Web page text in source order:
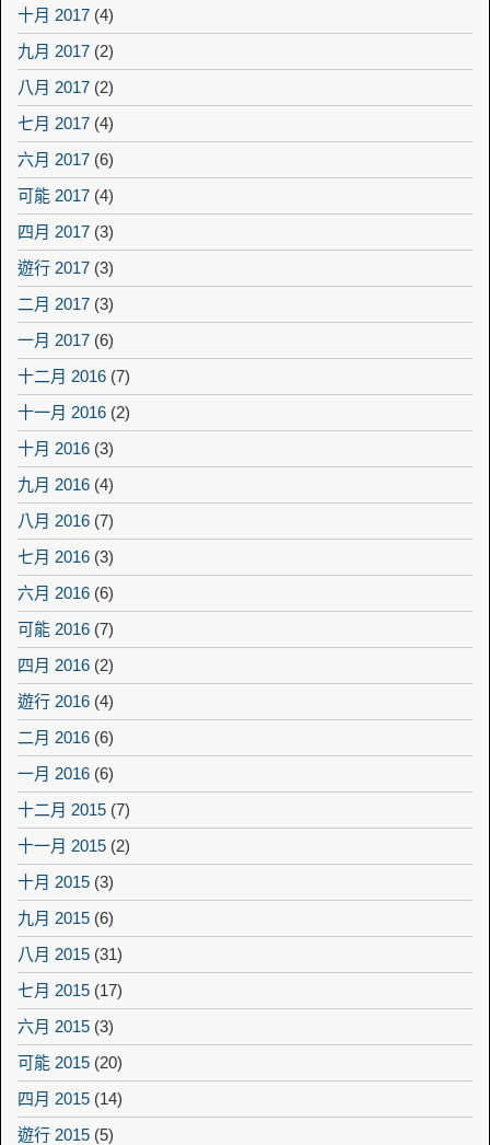
十月 2017 (4)
九月 2017 (2)
八月 2017 (2)
七月 2017 (4)
六月 2017 (6)
可能 2017 (4)
四月 2017 (3)
遊行 2017 (3)
二月 2017 (3)
一月 2017 (6)
十二月 2016 (7)
十一月 2016 (2)
十月 2016 (3)
九月 2016 (4)
八月 2016 (7)
七月 2016 (3)
六月 2016 (6)
可能 2016 (7)
四月 2016 (2)
遊行 2016 (4)
二月 2016 (6)
一月 2016 (6)
十二月 2015 (7)
十一月 2015 (2)
十月 2015 (3)
九月 2015 (6)
八月 2015 (31)
七月 2015 (17)
六月 2015 (3)
可能 2015 (20)
四月 2015 (14)
遊行 2015 (5)